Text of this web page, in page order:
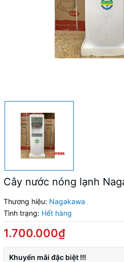
Cây nước nóng lạnh
Thương hiệu: Nagakawa
Tình trạng: Hết hàng
1.700.000₫
Khuyến mãi đặc biệt !!!